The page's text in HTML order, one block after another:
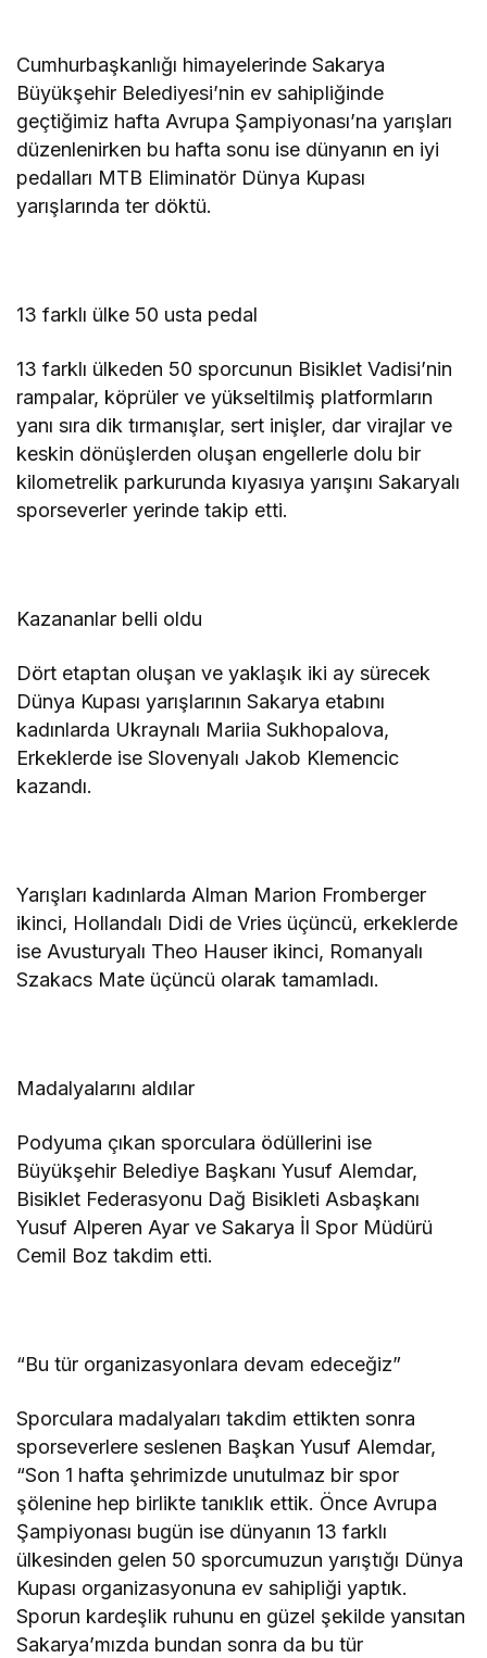
Cumhurbaşkanlığı himayelerinde Sakarya
Büyükşehir Belediyesi’nin ev sahipliğinde
geçtiğimiz hafta Avrupa Şampiyonası’na yarışları
düzenlenirken bu hafta sonu ise dünyanın en iyi
pedalları MTB Eliminatör Dünya Kupası
yarışlarında ter döktü.
13 farklı ülke 50 usta pedal
13 farklı ülkeden 50 sporcunun Bisiklet Vadisi’nin
rampalar, köprüler ve yükseltilmiş platformların
yanı sıra dik tırmanışlar, sert inişler, dar virajlar ve
keskin dönüşlerden oluşan engellerle dolu bir
kilometrelik parkurunda kıyasıya yarışını Sakaryalı
sporseverler yerinde takip etti.
Kazananlar belli oldu
Dört etaptan oluşan ve yaklaşık iki ay sürecek
Dünya Kupası yarışlarının Sakarya etabını
kadınlarda Ukraynalı Mariia Sukhopalova,
Erkeklerde ise Slovenyalı Jakob Klemencic
kazandı.
Yarışları kadınlarda Alman Marion Fromberger
ikinci, Hollandalı Didi de Vries üçüncü, erkeklerde
ise Avusturyalı Theo Hauser ikinci, Romanyalı
Szakacs Mate üçüncü olarak tamamladı.
Madalyalarını aldılar
Podyuma çıkan sporculara ödüllerini ise
Büyükşehir Belediye Başkanı Yusuf Alemdar,
Bisiklet Federasyonu Dağ Bisikleti Asbaşkanı
Yusuf Alperen Ayar ve Sakarya İl Spor Müdürü
Cemil Boz takdim etti.
“Bu tür organizasyonlara devam edeceğiz”
Sporculara madalyaları takdim ettikten sonra
sporseverlere seslenen Başkan Yusuf Alemdar,
“Son 1 hafta şehrimizde unutulmaz bir spor
şölenine hep birlikte tanıklık ettik. Önce Avrupa
Şampiyonası bugün ise dünyanın 13 farklı
ülkesinden gelen 50 sporcumuzun yarıştığı Dünya
Kupası organizasyonuna ev sahipliği yaptık.
Sporun kardeşlik ruhunu en güzel şekilde yansıtan
Sakarya’mızda bundan sonra da bu tür